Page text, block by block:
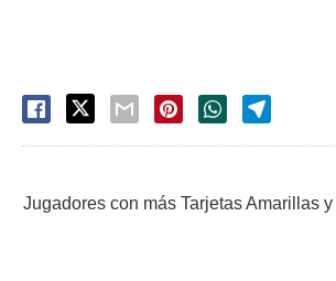
Jugadores con más Tarjetas Amarillas